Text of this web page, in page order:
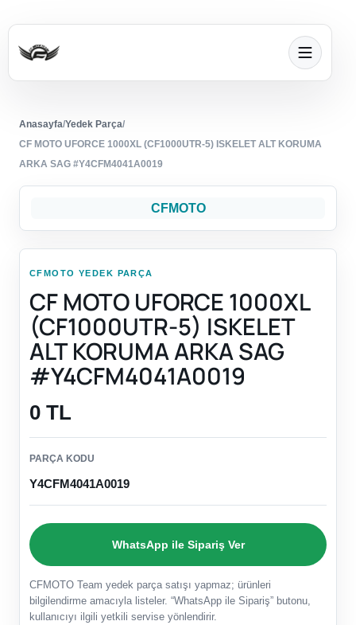
Anasayfa/Yedek Parça/
CF MOTO UFORCE 1000XL (CF1000UTR-5) ISKELET ALT KORUMA
ARKA SAG #Y4CFM4041A0019
CFMOTO
CFMOTO YEDEK PARÇA
CF MOTO UFORCE 1000XL
(CF1000UTR-5) ISKELET
ALT KORUMA ARKA SAG
#Y4CFM4041A0019
0 TL
PARÇA KODU
Y4CFM4041A0019
WhatsApp ile Sipariş Ver
CFMOTO Team yedek parça satışı yapmaz; ürünleri
bilgilendirme amacıyla listeler. “WhatsApp ile Sipariş” butonu,
kullanıcıyı ilgili yetkili servise yönlendirir.